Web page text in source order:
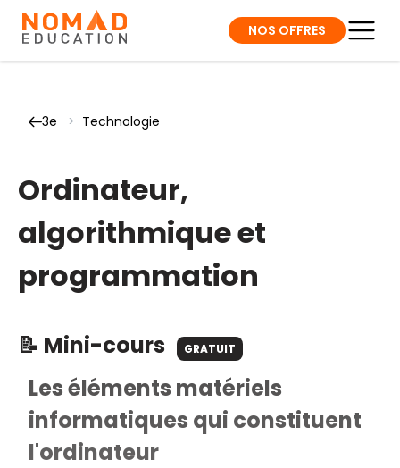
NOS OFFRES
3e > Technologie
Ordinateur,
algorithmique et
programmation
📝 Mini-cours GRATUIT
Les éléments matériels
informatiques qui constituent
l'ordinateur